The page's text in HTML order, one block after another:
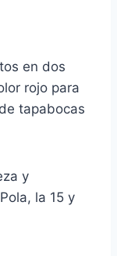
en dos
rojo para
tapabocas
y
la 15 y